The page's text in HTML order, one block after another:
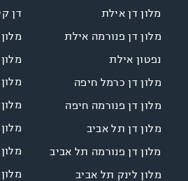
מלון דן אילת
מלון דן פנורמה אילת
נפטון אילת
מלון דן כרמל חיפה
מלון דן פנורמה חיפה
מלון דן תל אביב
מלון דן פנורמה תל אביב
מלון לינק תל אביב
דן